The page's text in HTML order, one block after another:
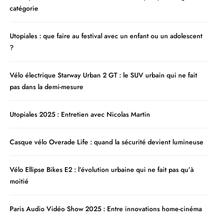
catégorie
Utopiales : que faire au festival avec un enfant ou un adolescent
?
Vélo électrique Starway Urban 2 GT : le SUV urbain qui ne fait
pas dans la demi-mesure
Utopiales 2025 : Entretien avec Nicolas Martin
Casque vélo Overade Life : quand la sécurité devient lumineuse
Vélo Ellipse Bikes E2 : l’évolution urbaine qui ne fait pas qu’à
moitié
Paris Audio Vidéo Show 2025 : Entre innovations home-cinéma